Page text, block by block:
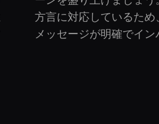
方言に対応しているた
メッセージが明確でイ